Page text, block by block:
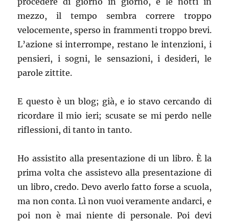
mezzo, il tempo sembra correre troppo
velocemente, sperso in frammenti troppo brevi.
L’azione si interrompe, restano le intenzioni, i
pensieri, i sogni, le sensazioni, i desideri, le
parole zittite.
E questo è un blog; già, e io stavo cercando di
ricordare il mio ieri; scusate se mi perdo nelle
riflessioni, di tanto in tanto.
Ho assistito alla presentazione di un libro. È la
prima volta che assistevo alla presentazione di
un libro, credo. Devo averlo fatto forse a scuola,
ma non conta. Lì non vuoi veramente andarci, e
poi non è mai niente di personale. Poi devi